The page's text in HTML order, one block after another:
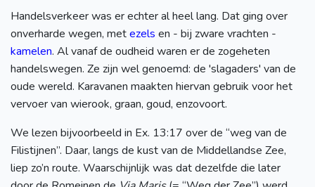
Handelsverkeer was er echter al heel lang. Dat ging over
onverharde wegen, metezels en - bij zware vrachten -
kamelen. Al vanaf de oudheid waren er de zogeheten
handelswegen. Ze zijn wel genoemd: de 'slagaders' van de
oude wereld. Karavanen maakten hiervan gebruik voor het
vervoer van wierook, graan, goud, enzovoort.
We lezen bijvoorbeeld in Ex. 13:17 over de “weg van de
Filistijnen”. Daar, langs de kust van de Middellandse Zee,
liep zo’n route. Waarschijnlijk was dat dezelfde die later